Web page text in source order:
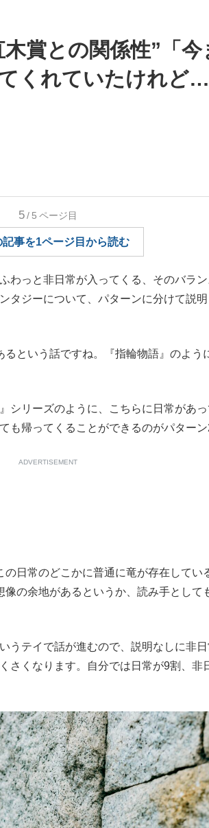
日本代表・森保一監督...
もっと見る
賞との関係性”「
くれていたけれど…
5/5 ページ目
記事を1ページ目から読む
っと非日常が入ってくる、そのバラン
タジーについて、パターンに分けて説
という話ですね。『指輪物語』のよう
シリーズのように、こちらに日常があ
も帰ってくることができるのがパターン
ADVERTISEMENT
日常のどこかに普通に竜が存在してい
の余地があるというか、読み手として
テイで話が進むので、説明なしに非
さくなります。自分では日常が9割、非